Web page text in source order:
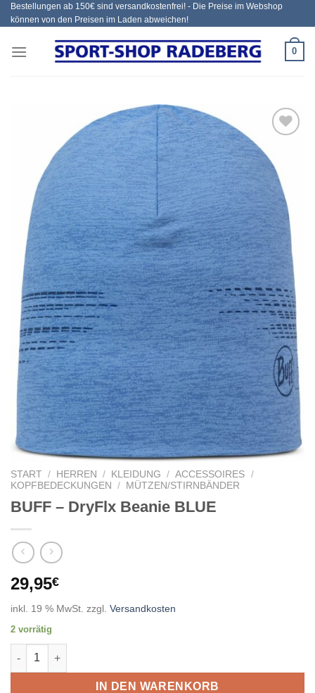
Zum
Inhalt
Bestellungen ab 150€ sind versandkostenfrei! - Die Preise im Webshop
können von den Preisen im Laden abweichen!
0
wishlist
START / HERREN / KLEIDUNG / ACCESSOIRES /
KOPFBEDECKUNGEN
/ MÜTZEN/STIRNBÄNDER
BUFF – DryFlx Beanie BLUE
29,95€
inkl. 19 % MwSt. zzgl. Versandkosten
2 vorrätig
BUFF - DryFlx Beanie BLUE Menge
IN DEN WARENKORB